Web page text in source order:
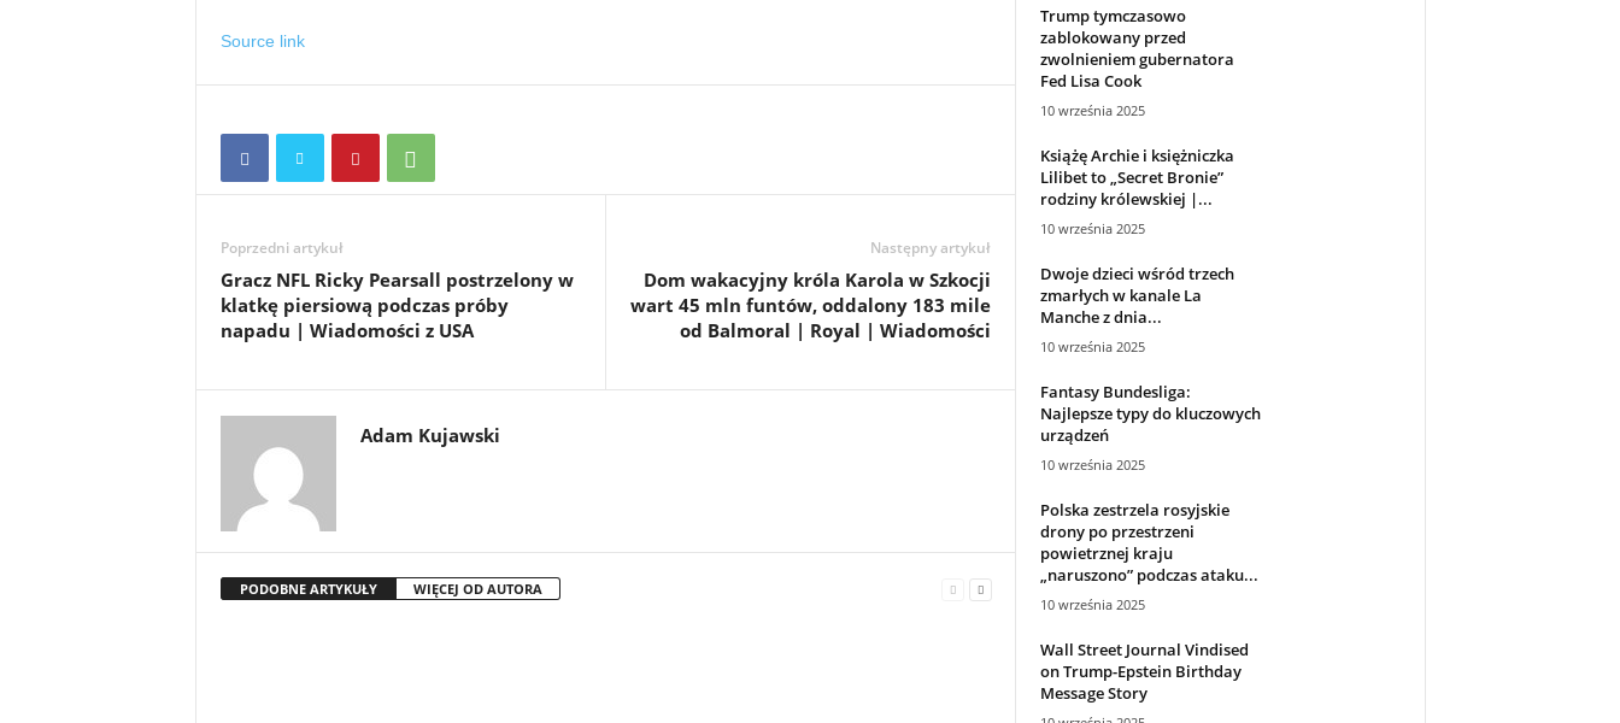
Source link
Poprzedni artykuł
Gracz NFL Ricky Pearsall postrzelony w
klatkę piersiową podczas próby
napadu | Wiadomości z USA
Następny artykuł
Dom wakacyjny króla Karola w Szkocji
wart 45 mln funtów, oddalony 183 mile
od Balmoral | Royal | Wiadomości
Adam Kujawski
PODOBNE ARTYKUŁY WIĘCEJ OD AUTORA
Trump tymczasowo
zablokowany przed
zwolnieniem gubernatora
Fed Lisa Cook
10 września 2025
Książę Archie i księżniczka
Lilibet to „Secret Bronie”
rodziny królewskiej |...
10 września 2025
Dwoje dzieci wśród trzech
zmarłych w kanale La
Manche z dnia...
10 września 2025
Fantasy Bundesliga:
Najlepsze typy do kluczowych
urządzeń
10 września 2025
Polska zestrzela rosyjskie
drony po przestrzeni
powietrznej kraju
„naruszono” podczas ataku...
10 września 2025
Wall Street Journal Vindised
on Trump-Epstein Birthday
Message Story